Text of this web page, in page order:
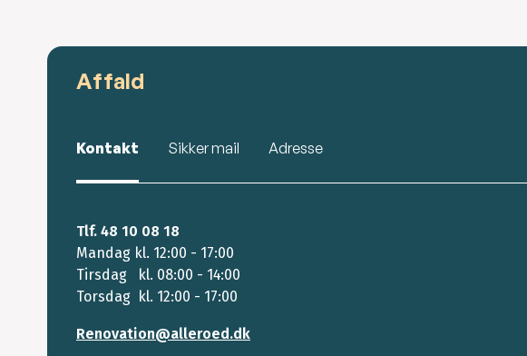
Affald
Kontakt Sikker mail Adresse
Tlf. 48 10 08 18
Mandag kl. 12:00 - 17:00
Tirsdag kl. 08:00 - 14:00
Torsdag kl. 12:00 - 17:00
Renovation@alleroed.dk